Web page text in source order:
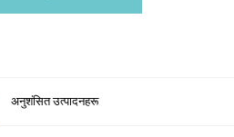
अनुशंसित उत्पादनहरू